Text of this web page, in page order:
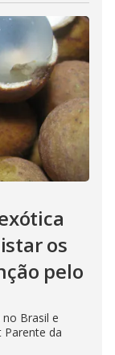
os
pelo
Brasil e
Parente da